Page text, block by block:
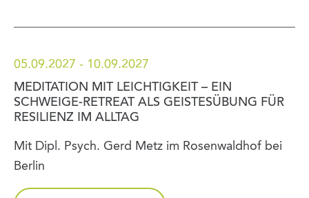
05.09.2027 - 10.09.2027
MEDITATION MIT LEICHTIGKEIT – EIN
SCHWEIGE-RETREAT ALS GEISTESÜBUNG FÜR
RESILIENZ IM ALLTAG
Mit Dipl. Psych. Gerd Metz im Rosenwaldhof bei
Berlin